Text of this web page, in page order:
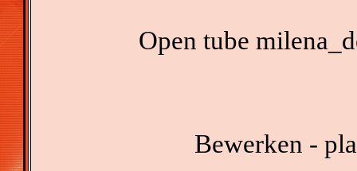
Open tube
Bewerken -